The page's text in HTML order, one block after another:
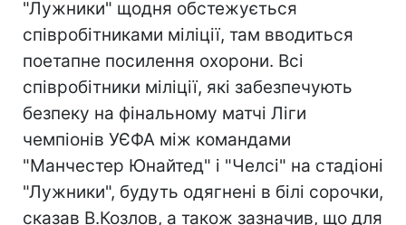
"Лужники" щодня обстежується
співробітниками міліції, там вводиться
поетапне посилення охорони. Всі
співробітники міліції, які забезпечують
безпеку на фінальному матчі Ліги
чемпіонів УЄФА між командами
"Манчестер Юнайтед" і "Челсі" на стадіоні
"Лужники", будуть одягнені в білі сорочки,
сказав В.Козлов, а також зазначив, що для